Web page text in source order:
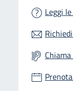
Leggi